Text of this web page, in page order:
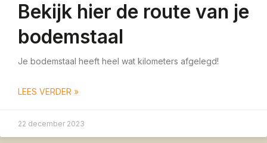
Bekijk hier de route van je
bodemstaal
Je bodemstaal heeft heel wat kilometers afgelegd!
LEES VERDER »
22 december 2023